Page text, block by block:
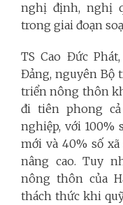
nghị định, nghị
trong giai đoạn
TS Cao Đức
Đảng, nguyên Bộ
triển nông thôn
đi tiên phong
nghiệp, với 100%
mới và 40% số
nâng cao. Tuy
nông thôn của
thách thức khi